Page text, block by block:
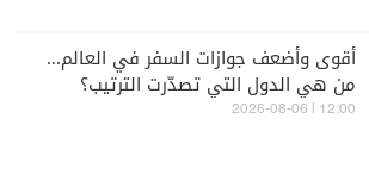
أقوى وأضعف جوازات السفر في العالم...
من هي الدول التي تصدّرت الترتيب؟
12:00 | 2026-08-06